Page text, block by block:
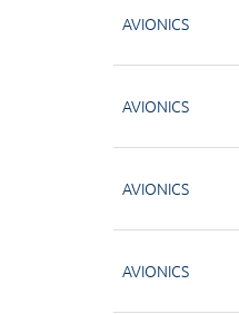
AVIONICS
AVIONICS
AVIONICS
AVIONICS